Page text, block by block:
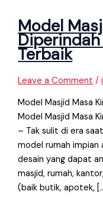
Model
Terbaik
Leave a Comment /
Model Masjid Masa
Model Masjid Masa
– Tak sulit di era
model rumah impian
desain yang dapat
masjid, rumah,
(baik butik, apotek,